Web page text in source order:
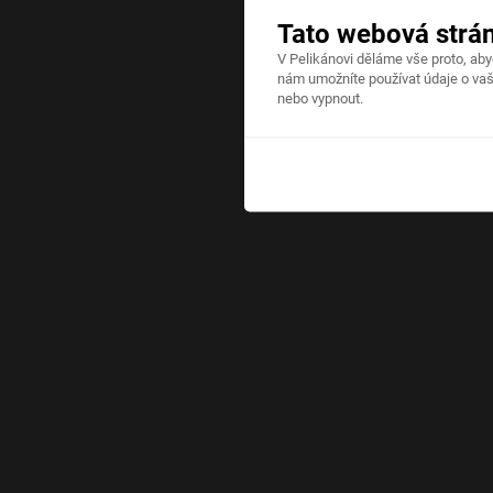
Tato webová
V Pelikánovi děláme vše proto,
nám umožníte používat údaje o
nebo vypnout.